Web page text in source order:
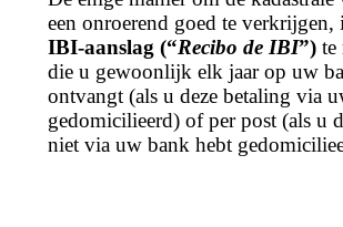
een onroerend goed te verkrijgen,
IBI-aanslag (“Recibo de IBI”) te
die u gewoonlijk elk jaar op uw
ontvangt (als u deze betaling via
gedomicilieerd) of per post (als u
niet via uw bank hebt